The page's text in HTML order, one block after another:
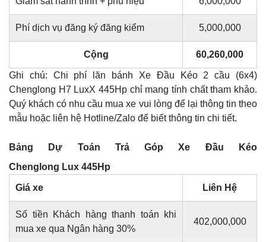
Phí dịch vụ đăng ký đăng kiểm 5,000,000
Cộng 60,260,000
Ghi chú: Chi phí lăn bánh Xe Đầu Kéo 2 cầu (6x4)
Chenglong H7 LuxX 445Hp chỉ mang tính chất tham khảo.
Quý khách có nhu cầu mua xe vui lòng để lại thông tin theo
mẫu hoặc liên hệ Hotline/Zalo để biết thông tin chi tiết.
Bảng Dự Toán Trả Góp Xe Đầu Kéo
Chenglong Lux 445Hp
Giá xe Liên Hệ
Số tiền Khách hàng thanh toán khi
mua xe qua Ngân hàng 30%
402,000,000